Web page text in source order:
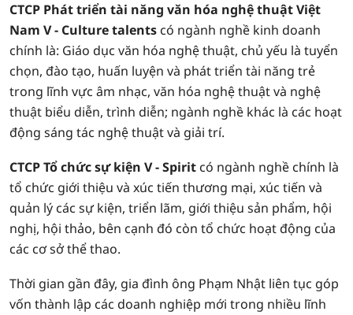
CTCP Phát triển tài năng văn hóa nghệ thuật Việt
Nam V - Culture talents có ngành nghề kinh doanh
chính là: Giáo dục văn hóa nghệ thuật, chủ yếu là tuyển
chọn, đào tạo, huấn luyện và phát triển tài năng trẻ
trong lĩnh vực âm nhạc, văn hóa nghệ thuật và nghệ
thuật biểu diễn, trình diễn; ngành nghề khác là các hoạt
động sáng tác nghệ thuật và giải trí.
CTCP Tổ chức sự kiện V - Spirit có ngành nghề chính là
tổ chức giới thiệu và xúc tiến thương mại, xúc tiến và
quản lý các sự kiện, triển lãm, giới thiệu sản phẩm, hội
nghị, hội thảo, bên cạnh đó còn tổ chức hoạt động của
các cơ sở thể thao.
Thời gian gần đây, gia đình ông Phạm Nhật liên tục góp
vốn thành lập các doanh nghiệp mới trong nhiều lĩnh